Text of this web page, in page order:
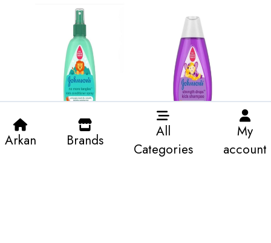
جونسون بخاخ بلسم لا
شامبو جونسون سترينث
دروبس للأطفال - 300
Arkan Brands
All
Categories
My
account